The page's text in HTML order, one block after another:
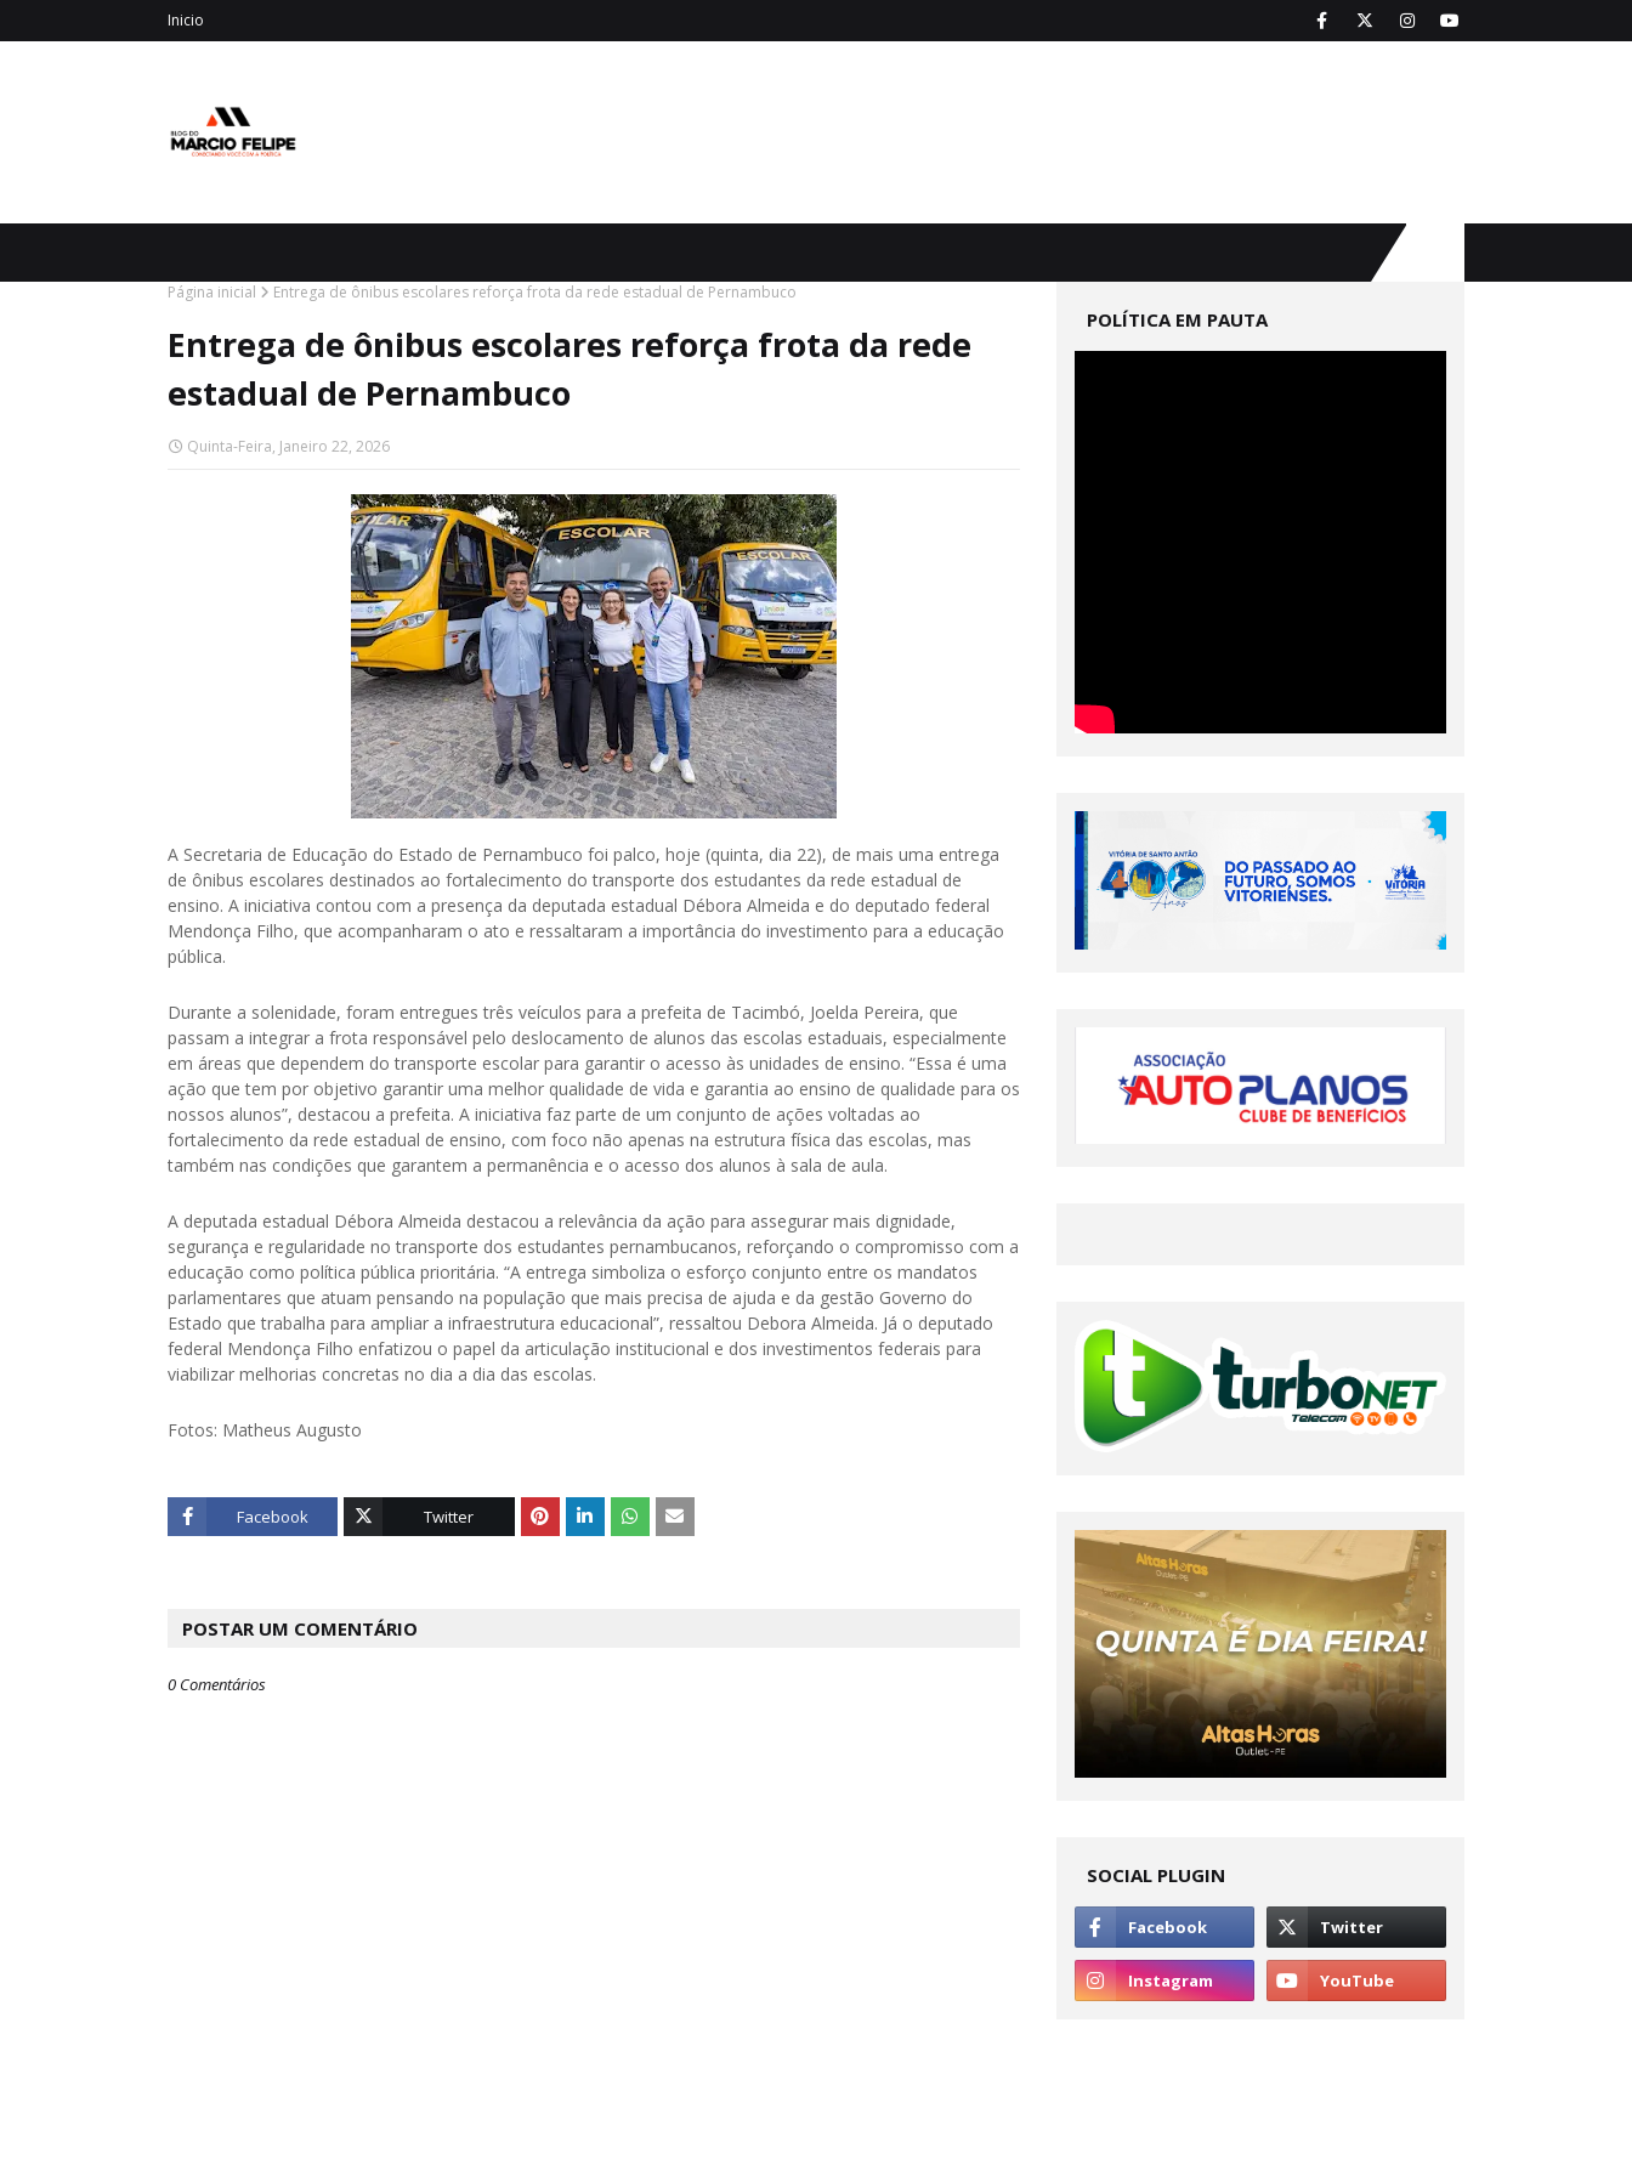
Inicio
Página inicial Entrega de ônibus escolares reforça frota da rede estadual de Pernambuco
Entrega de ônibus escolares reforça frota da rede
estadual de Pernambuco
Quinta-Feira, Janeiro 22, 2026
A Secretaria de Educação do Estado de Pernambuco foi palco, hoje (quinta, dia 22), de mais uma entrega
de ônibus escolares destinados ao fortalecimento do transporte dos estudantes da rede estadual de
ensino. A iniciativa contou com a presença da deputada estadual Débora Almeida e do deputado federal
Mendonça Filho, que acompanharam o ato e ressaltaram a importância do investimento para a educação
pública.
Durante a solenidade, foram entregues três veículos para a prefeita de Tacimbó, Joelda Pereira, que
passam a integrar a frota responsável pelo deslocamento de alunos das escolas estaduais, especialmente
em áreas que dependem do transporte escolar para garantir o acesso às unidades de ensino. “Essa é uma
ação que tem por objetivo garantir uma melhor qualidade de vida e garantia ao ensino de qualidade para os
nossos alunos”, destacou a prefeita. A iniciativa faz parte de um conjunto de ações voltadas ao
fortalecimento da rede estadual de ensino, com foco não apenas na estrutura física das escolas, mas
também nas condições que garantem a permanência e o acesso dos alunos à sala de aula.
A deputada estadual Débora Almeida destacou a relevância da ação para assegurar mais dignidade,
segurança e regularidade no transporte dos estudantes pernambucanos, reforçando o compromisso com a
educação como política pública prioritária. “A entrega simboliza o esforço conjunto entre os mandatos
parlamentares que atuam pensando na população que mais precisa de ajuda e da gestão Governo do
Estado que trabalha para ampliar a infraestrutura educacional”, ressaltou Debora Almeida. Já o deputado
federal Mendonça Filho enfatizou o papel da articulação institucional e dos investimentos federais para
viabilizar melhorias concretas no dia a dia das escolas.
Fotos: Matheus Augusto
Facebook Twitter
POSTAR UM COMENTÁRIO
0 Comentários
POLÍTICA EM PAUTA
SOCIAL PLUGIN